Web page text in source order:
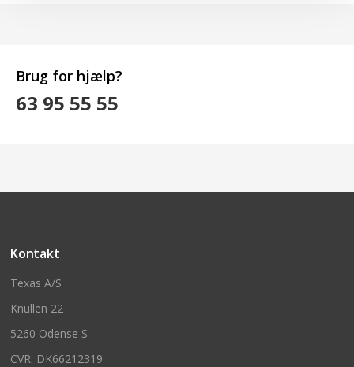
Brug for hjælp?
63 95 55 55
Kontakt
Texas A/S
Knullen 22
5260 Odense S
CVR: DK66212319